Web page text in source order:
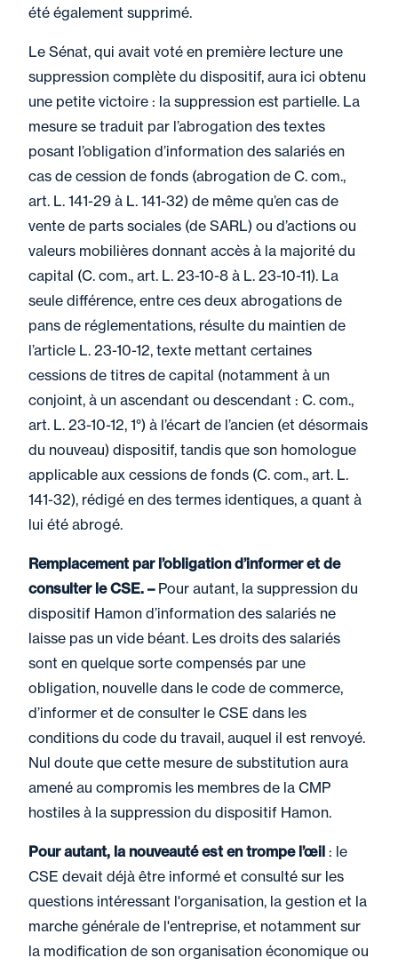
été également supprimé.
Le Sénat, qui avait voté en première lecture une
suppression complète du dispositif, aura ici obtenu
une petite victoire : la suppression est partielle. La
mesure se traduit par l’abrogation des textes
posant l’obligation d’information des salariés en
cas de cession de fonds (abrogation de C. com.,
art. L. 141-29 à L. 141-32) de même qu’en cas de
vente de parts sociales (de SARL) ou d’actions ou
valeurs mobilières donnant accès à la majorité du
capital (C. com., art. L. 23-10-8 à L. 23-10-11). La
seule différence, entre ces deux abrogations de
pans de réglementations, résulte du maintien de
l’article L. 23-10-12, texte mettant certaines
cessions de titres de capital (notamment à un
conjoint, à un ascendant ou descendant : C. com.,
art. L. 23-10-12, 1°) à l’écart de l’ancien (et désormais
du nouveau) dispositif, tandis que son homologue
applicable aux cessions de fonds (C. com., art. L.
141-32), rédigé en des termes identiques, a quant à
lui été abrogé.
Remplacement par l’obligation d’informer et de
consulter le CSE. –Pour autant, la suppression du
dispositif Hamon d’information des salariés ne
laisse pas un vide béant. Les droits des salariés
sont en quelque sorte compensés par une
obligation, nouvelle dans le code de commerce,
d’informer et de consulter le CSE dans les
conditions du code du travail, auquel il est renvoyé.
Nul doute que cette mesure de substitution aura
amené au compromis les membres de la CMP
hostiles à la suppression du dispositif Hamon.
Pour autant, la nouveauté est en trompe l’œil : le
CSE devait déjà être informé et consulté sur les
questions intéressant l'organisation, la gestion et la
marche générale de l'entreprise, et notamment sur
la modification de son organisation économique ou